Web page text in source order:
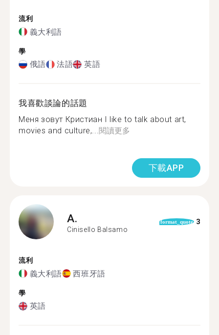
流利
義大利語
學
俄語 法語 英語
我喜歡談論的話題
Меня зовут Кристиан I like to talk about art,
movies and culture,...閱讀更多
下載APP
A.
Cinisello Balsamo
format_quote 3
流利
義大利語 西班牙語
學
英語